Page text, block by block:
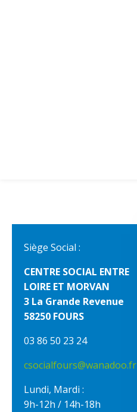
Siège Social :
CENTRE SOCIAL ENTRE
LOIRE ET MORVAN
3 La Grande Revenue
58250 FOURS
03 86 50 23 24
csocialfours@wanadoo.fr
Lundi, Mardi :
9h-12h / 14h-18h